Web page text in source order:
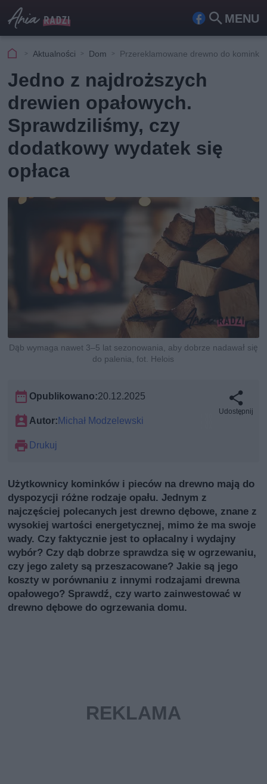
MENU
Fa
ook
Szu
Aktualności Dom Przereklamowane drewno do kominka
Jedno z najdroższych
drewien opałowych.
Sprawdziliśmy, czy
dodatkowy wydatek się
opłaca
Dąb wymaga nawet 3–5 lat sezonowania, aby dobrze nadawał się
do palenia, fot. Helois
Opublikowano:20.12.2025
Autor: Michał Modzelewski
Drukuj
Udostępnij
Użytkownicy kominków i pieców na drewno mają do
dyspozycji różne rodzaje opału. Jednym z
najczęściej polecanych jest drewno dębowe, znane z
wysokiej wartości energetycznej, mimo że ma swoje
wady. Czy faktycznie jest to opłacalny i wydajny
wybór? Czy dąb dobrze sprawdza się w ogrzewaniu,
czy jego zalety są przeszacowane? Jakie są jego
koszty w porównaniu z innymi rodzajami drewna
opałowego? Sprawdź, czy warto zainwestować w
drewno dębowe do ogrzewania domu.